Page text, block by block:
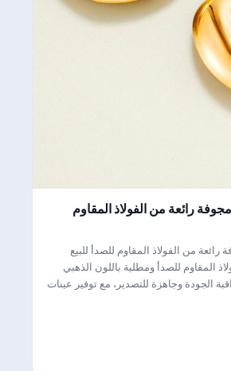
رائعة من الفولاذ المقاوم
من الفولاذ المقاوم للصدأ للبيع
المقاوم للصدأ ومطلية باللون الذهبي
الجودة وجاهزة للتصدير، مع توفير عينات